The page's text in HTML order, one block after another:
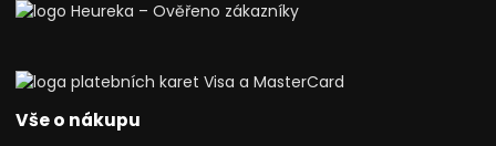
Vše o nákupu